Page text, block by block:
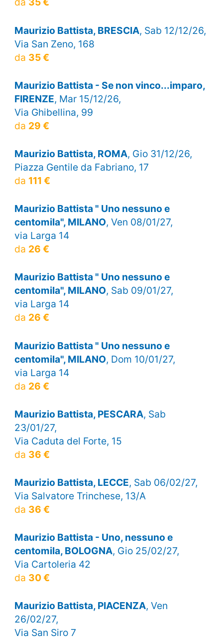
Maurizio Battista, BRESCIA, Sab 12/12/26,
Via San Zeno, 168
da 35 €
Maurizio Battista - Se non vinco...imparo,
FIRENZE, Mar 15/12/26,
Via Ghibellina, 99
da 29 €
Maurizio Battista, ROMA, Gio 31/12/26,
Piazza Gentile da Fabriano, 17
da 111 €
Maurizio Battista " Uno nessuno e
centomila", MILANO, Ven 08/01/27,
via Larga 14
da 26 €
Maurizio Battista " Uno nessuno e
centomila", MILANO, Sab 09/01/27,
via Larga 14
da 26 €
Maurizio Battista " Uno nessuno e
centomila", MILANO, Dom 10/01/27,
via Larga 14
da 26 €
Maurizio Battista, PESCARA, Sab
23/01/27,
Via Caduta del Forte, 15
da 36 €
Maurizio Battista, LECCE, Sab 06/02/27,
Via Salvatore Trinchese, 13/A
da 36 €
Maurizio Battista - Uno, nessuno e
centomila, BOLOGNA, Gio 25/02/27,
Via Cartoleria 42
da 30 €
Maurizio Battista, PIACENZA, Ven
26/02/27,
Via San Siro 7